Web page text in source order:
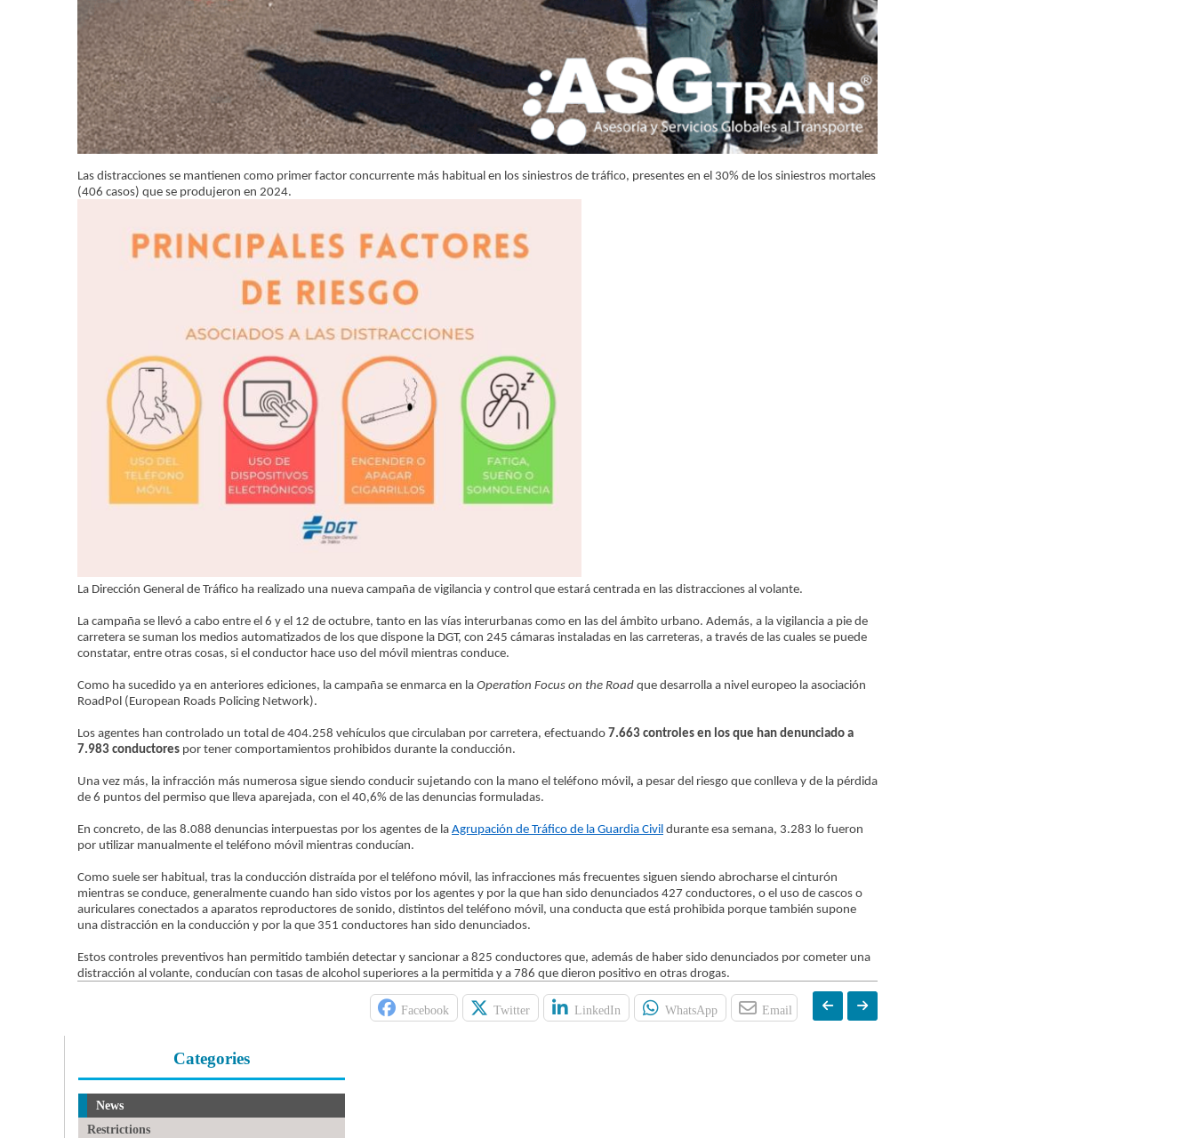
Las distracciones se mantienen como primer factor concurrente más habitual en los siniestros de tráfico, presentes en el 30% de los siniestros mortales
(406 casos) que se produjeron en 2024.
La Dirección General de Tráfico ha realizado una nueva campaña de vigilancia y control que estará centrada en las distracciones al volante.
La campaña se llevó a cabo entre el 6 y el 12 de octubre, tanto en las vías interurbanas como en las del ámbito urbano. Además, a la vigilancia a pie de
carretera se suman los medios automatizados de los que dispone la DGT, con 245 cámaras instaladas en las carreteras, a través de las cuales se puede
constatar, entre otras cosas, si el conductor hace uso del móvil mientras conduce.
Como ha sucedido ya en anteriores ediciones, la campaña se enmarca en la Operation Focus on the Road que desarrolla a nivel europeo la asociación
RoadPol (European Roads Policing Network).
Los agentes han controlado un total de 404.258 vehículos que circulaban por carretera, efectuando 7.663 controles en los que han denunciado a
7.983 conductores por tener comportamientos prohibidos durante la conducción.
Una vez más, la infracción más numerosa sigue siendo conducir sujetando con la mano el teléfono móvil, a pesar del riesgo que conlleva y de la pérdida
de 6 puntos del permiso que lleva aparejada, con el 40,6% de las denuncias formuladas.
En concreto, de las 8.088 denuncias interpuestas por los agentes de la Agrupación de Tráfico de la Guardia Civil durante esa semana, 3.283 lo fueron
por utilizar manualmente el teléfono móvil mientras conducían.
Como suele ser habitual, tras la conducción distraída por el teléfono móvil, las infracciones más frecuentes siguen siendo abrocharse el cinturón
mientras se conduce, generalmente cuando han sido vistos por los agentes y por la que han sido denunciados 427 conductores, o el uso de cascos o
auriculares conectados a aparatos reproductores de sonido, distintos del teléfono móvil, una conducta que está prohibida porque también supone
una distracción en la conducción y por la que 351 conductores han sido denunciados.
Estos controles preventivos han permitido también detectar y sancionar a 825 conductores que, además de haber sido denunciados por cometer una
distracción al volante, conducían con tasas de alcohol superiores a la permitida y a 786 que dieron positivo en otras drogas.
Facebook Twitter LinkedIn WhatsApp Email
Categories
News
Restrictions